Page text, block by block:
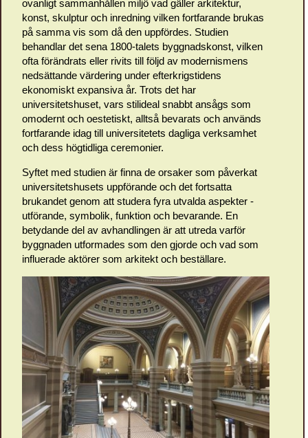
ovanligt sammanhållen miljö vad gäller arkitektur,
konst, skulptur och inredning vilken fortfarande brukas
på samma vis som då den uppfördes. Studien
behandlar det sena 1800-talets byggnadskonst, vilken
ofta förändrats eller rivits till följd av modernismens
nedsättande värdering under efterkrigstidens
ekonomiskt expansiva år. Trots det har
universitetshuset, vars stilideal snabbt ansågs som
omodernt och oestetiskt, alltså bevarats och används
fortfarande idag till universitetets dagliga verksamhet
och dess högtidliga ceremonier.
Syftet med studien är finna de orsaker som påverkat
universitetshusets uppförande och det fortsatta
brukandet genom att studera fyra utvalda aspekter ­-
utförande, symbolik, funktion och bevarande. En
betydande del av avhandlingen är att utreda varför
byggnaden utformades som den gjorde och vad som
influerade aktörer som arkitekt och beställare.